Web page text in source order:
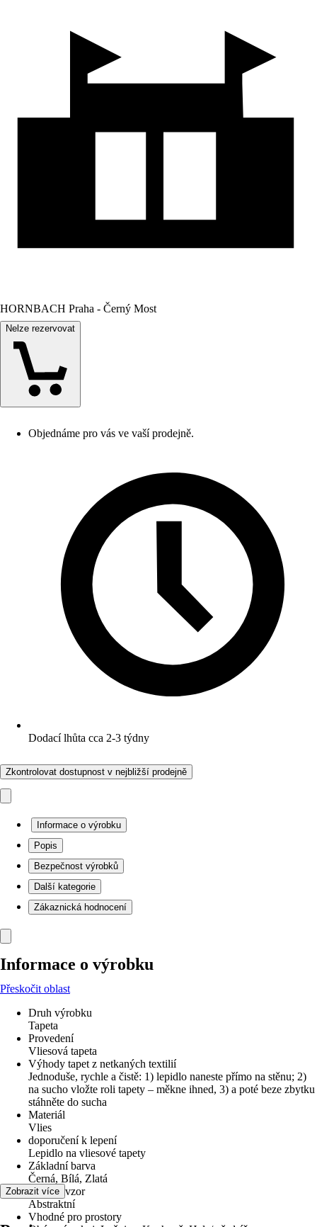
HORNBACH Praha - Černý Most
Nelze rezervovat
Objednáme pro vás ve vaší prodejně.
Dodací lhůta cca 2-3 týdny
Zkontrolovat dostupnost v nejbližší prodejně
Informace o výrobku
Popis
Bezpečnost výrobků
Další kategorie
Zákaznická hodnocení
Informace o výrobku
Přeskočit oblast
Druh výrobku
Tapeta
Provedení
Vliesová tapeta
Výhody tapet z netkaných textilií
Jednoduše, rychle a čistě: 1) lepidlo naneste přímo na stěnu; 2)
na sucho vložte roli tapety – měkne ihned, 3) a poté beze zbytku
stáhněte do sucha
Materiál
Vlies
doporučení k lepení
Lepidlo na vliesové tapety
Základní barva
Černá, Bílá, Zlatá
Dekor / vzor
Abstraktní
Vhodné pro prostory
Zobrazit více